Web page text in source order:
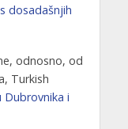
dosadašnjih
odnosno, od
Turkish
i